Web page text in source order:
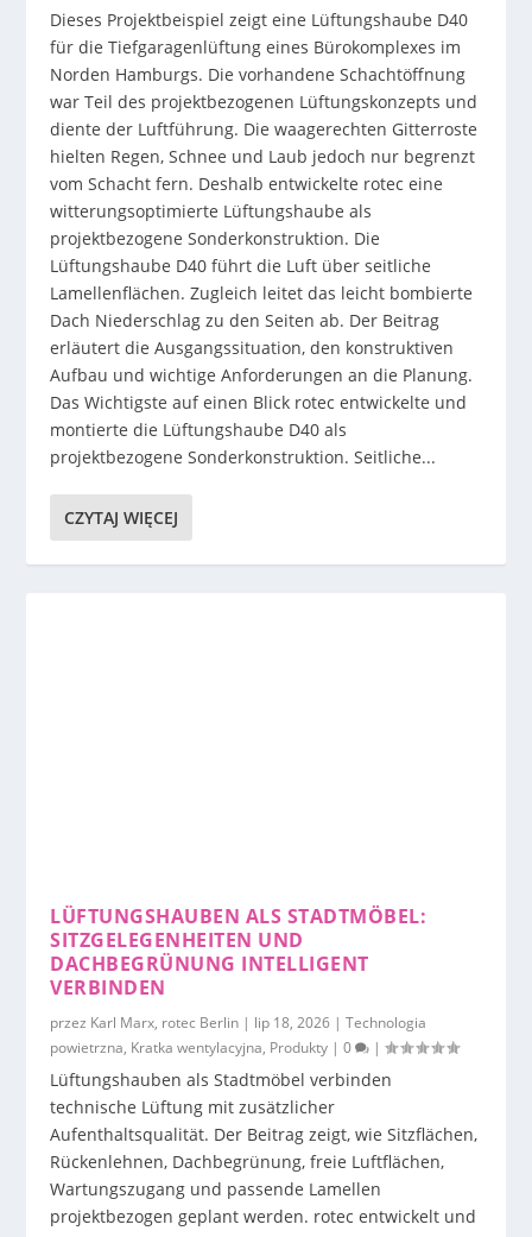
Dieses Projektbeispiel zeigt eine Lüftungshaube D40
für die Tiefgaragenlüftung eines Bürokomplexes im
Norden Hamburgs. Die vorhandene Schachtöffnung
war Teil des projektbezogenen Lüftungskonzepts und
diente der Luftführung. Die waagerechten Gitterroste
hielten Regen, Schnee und Laub jedoch nur begrenzt
vom Schacht fern. Deshalb entwickelte rotec eine
witterungsoptimierte Lüftungshaube als
projektbezogene Sonderkonstruktion. Die
Lüftungshaube D40 führt die Luft über seitliche
Lamellenflächen. Zugleich leitet das leicht bombierte
Dach Niederschlag zu den Seiten ab. Der Beitrag
erläutert die Ausgangssituation, den konstruktiven
Aufbau und wichtige Anforderungen an die Planung.
Das Wichtigste auf einen Blick rotec entwickelte und
montierte die Lüftungshaube D40 als
projektbezogene Sonderkonstruktion. Seitliche...
CZYTAJ WIĘCEJ
LÜFTUNGSHAUBEN ALS STADTMÖBEL:
SITZGELEGENHEITEN UND
DACHBEGRÜNUNG INTELLIGENT
VERBINDEN
przez Karl Marx, rotec Berlin | lip 18, 2026 |Technologia
powietrzna, Kratka wentylacyjna, Produkty |0 |
Lüftungshauben als Stadtmöbel verbinden
technische Lüftung mit zusätzlicher
Aufenthaltsqualität. Der Beitrag zeigt, wie Sitzflächen,
Rückenlehnen, Dachbegrünung, freie Luftflächen,
Wartungszugang und passende Lamellen
projektbezogen geplant werden. rotec entwickelt und